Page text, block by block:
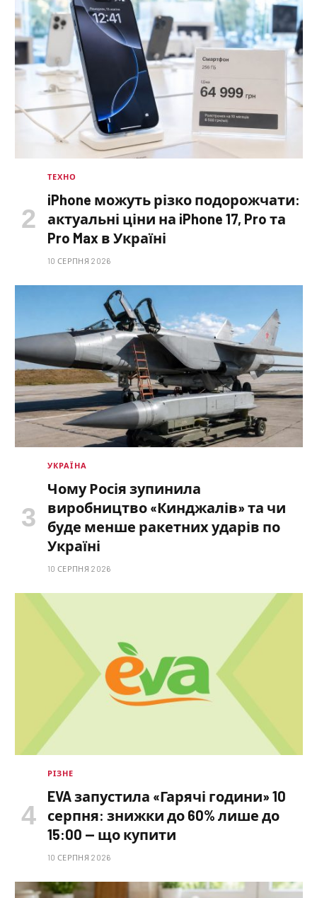
ТЕХНО
iPhone можуть різко подорожчати:
актуальні ціни на iPhone 17, Pro та
Pro Max в Україні
10 СЕРПНЯ 2026
УКРАЇНА
Чому Росія зупинила
виробництво «Кинджалів» та чи
буде менше ракетних ударів по
Україні
10 СЕРПНЯ 2026
РІЗНЕ
EVA запустила «Гарячі години» 10
серпня: знижки до 60% лише до
15:00 — що купити
10 СЕРПНЯ 2026